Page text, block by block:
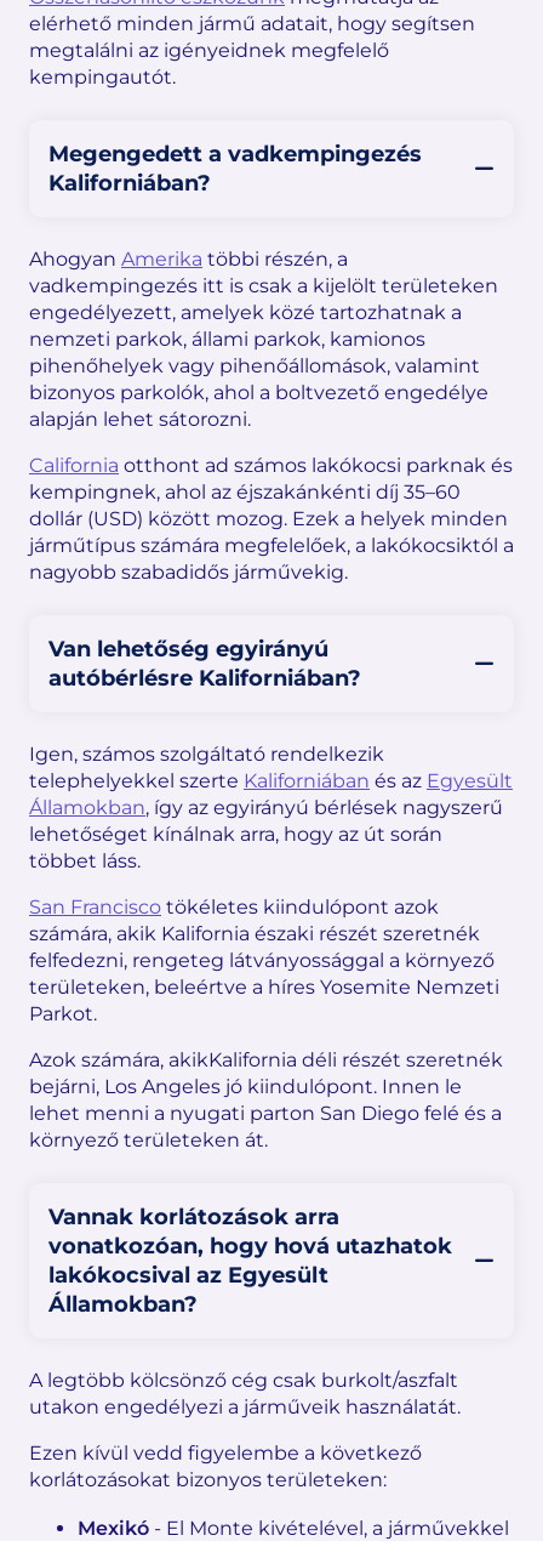
elérhető minden jármű adatait, hogy segítsen
megtalálni az igényeidnek megfelelő
kempingautót.
Megengedett a vadkempingezés
Kaliforniában?
Ahogyan Amerika többi részén, a
vadkempingezés itt is csak a kijelölt területeken
engedélyezett, amelyek közé tartozhatnak a
nemzeti parkok, állami parkok, kamionos
pihenőhelyek vagy pihenőállomások, valamint
bizonyos parkolók, ahol a boltvezető engedélye
alapján lehet sátorozni.
California otthont ad számos lakókocsi parknak és
kempingnek, ahol az éjszakánkénti díj 35–60
dollár (USD) között mozog. Ezek a helyek minden
járműtípus számára megfelelőek, a lakókocsiktól a
nagyobb szabadidős járművekig.
Van lehetőség egyirányú
autóbérlésre Kaliforniában?
Igen, számos szolgáltató rendelkezik
telephelyekkel szerte Kaliforniában és az Egyesült
Államokban, így az egyirányú bérlések nagyszerű
lehetőséget kínálnak arra, hogy az út során
többet láss.
San Francisco tökéletes kiindulópont azok
számára, akik Kalifornia északi részét szeretnék
felfedezni, rengeteg látványossággal a környező
területeken, beleértve a híres Yosemite Nemzeti
Parkot.
Azok számára, akikKalifornia déli részét szeretnék
bejárni, Los Angeles jó kiindulópont. Innen le
lehet menni a nyugati parton San Diego felé és a
környező területeken át.
Vannak korlátozások arra
vonatkozóan, hogy hová utazhatok
lakókocsival az Egyesült
Államokban?
A legtöbb kölcsönző cég csak burkolt/aszfalt
utakon engedélyezi a járműveik használatát.
Ezen kívül vedd figyelembe a következő
korlátozásokat bizonyos területeken:
Mexikó - El Monte kivételével, a járművekkel